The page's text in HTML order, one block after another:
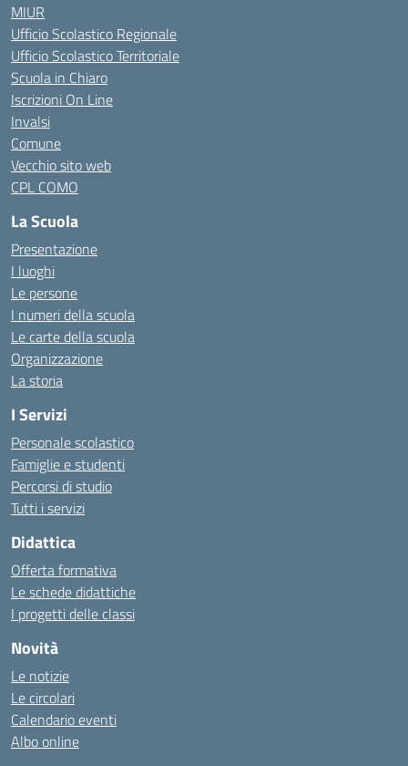
MIUR
Ufficio Scolastico Regionale
Ufficio Scolastico Territoriale
Scuola in Chiaro
Iscrizioni On Line
Invalsi
Comune
Vecchio sito web
CPL COMO
La Scuola
Presentazione
I luoghi
Le persone
I numeri della scuola
Le carte della scuola
Organizzazione
La storia
I Servizi
Personale scolastico
Famiglie e studenti
Percorsi di studio
Tutti i servizi
Didattica
Offerta formativa
Le schede didattiche
I progetti delle classi
Novità
Le notizie
Le circolari
Calendario eventi
Albo online